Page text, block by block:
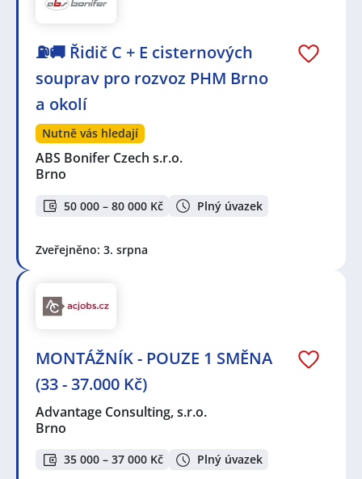
⛽🚚 Řidič C + E cisternových
souprav pro rozvoz PHM Brno
a okolí
Nutně vás hledají
ABS Bonifer Czech s.r.o.
Brno
50 000 – 80 000 Kč Plný úvazek
Zveřejněno: 3. srpna
MONTÁŽNÍK - POUZE 1 SMĚNA
(33 - 37.000 Kč)
Advantage Consulting, s.r.o.
Brno
35 000 – 37 000 Kč Plný úvazek